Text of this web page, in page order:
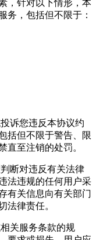
，针对以下情形，本
务，包括但不限于：
诉您违反本协议约
括但不限于警告、限
直至注销的处罚。
断对违反有关法律
法违规的任何用户采
有关信息向有关部门
法律责任。
关服务条款的规